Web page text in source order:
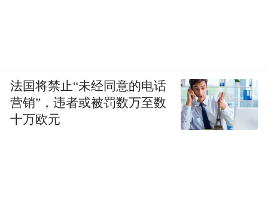
法国将禁止“未经同意的电话
营销”，违者或被罚数万至数
十万欧元